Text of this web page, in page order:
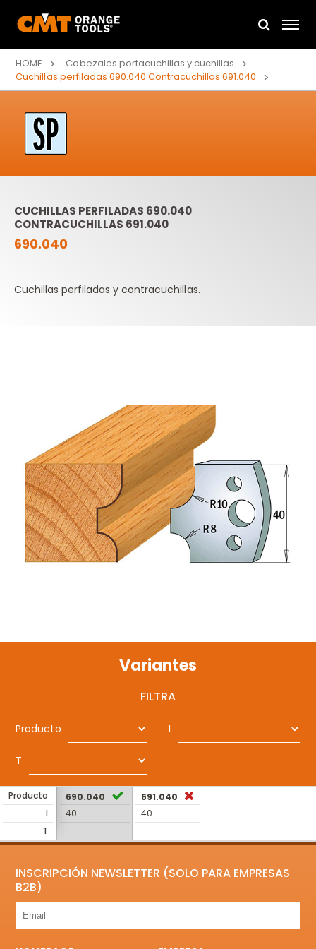
HOME
Cabezales portacuchillas y cuchillas
Cuchillas perfiladas 690.040 Contracuchillas 691.040
CUCHILLAS PERFILADAS 690.040
CONTRACUCHILLAS 691.040
690.040
Cuchillas perfiladas y contracuchillas.
Variantes
FILTRA
Producto I
T
Producto
I
T
690.040
40
691.040
40
INSCRIPCIÓN NEWSLETTER (SOLO PARA EMPRESAS
B2B)